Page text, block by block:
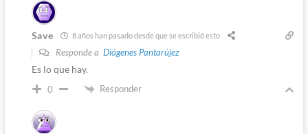
Save 8 años han pasado desde que se escribió esto
Responde a Diógenes Pantarújez
Es lo que hay.
0 Responder